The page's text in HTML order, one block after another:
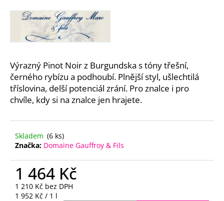
Výrazný Pinot Noir z Burgundska s tóny třešní,
černého rybízu a podhoubí. Plnější styl, ušlechtilá
tříslovina, delší potenciál zrání. Pro znalce i pro
chvíle, kdy si na znalce jen hrajete.
Skladem (6 ks)
Značka: Domaine Gauffroy & Fils
1 464 Kč
1 210 Kč bez DPH
Měrná
1 952 Kč / 1 l
a
í
?
D
p
o